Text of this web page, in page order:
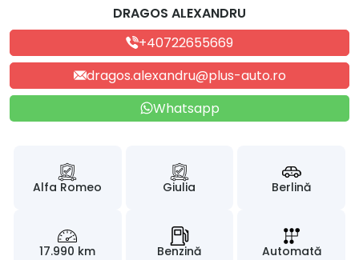
DRAGOS ALEXANDRU
+40722655669
dragos.alexandru@plus-auto.ro
Whatsapp
Alfa Romeo Giulia Berlină
17.990 km Benzină Automată